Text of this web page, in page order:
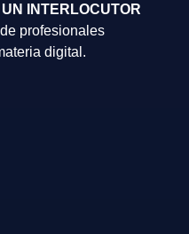
UN INTERLOCUTOR
profesionales
digital.